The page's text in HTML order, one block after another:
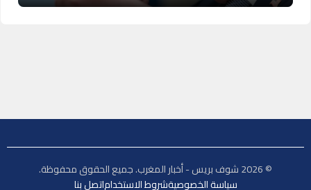
© 2026 شوف بريس - أخبار المغرب. جميع الحقوق محفوظة.
سياسة الخصوصيةشروط الاستخداماتصل بنا